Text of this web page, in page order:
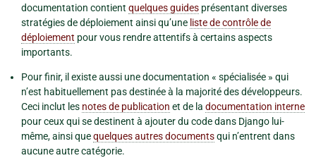
documentation contient quelques guides présentant diverses
stratégies de déploiement ainsi qu’une liste de contrôle de
déploiement pour vous rendre attentifs à certains aspects
importants.
Pour finir, il existe aussi une documentation « spécialisée » qui
n’est habituellement pas destinée à la majorité des développeurs.
Ceci inclut les notes de publication et de la documentation interne
pour ceux qui se destinent à ajouter du code dans Django lui-
même, ainsi quequelques autres documentsqui n’entrent dans
aucune autre catégorie.